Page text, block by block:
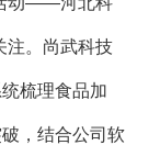
注。尚武科技
梳理食品加
，结合公司软